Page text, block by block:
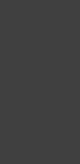
du durch Klick auf